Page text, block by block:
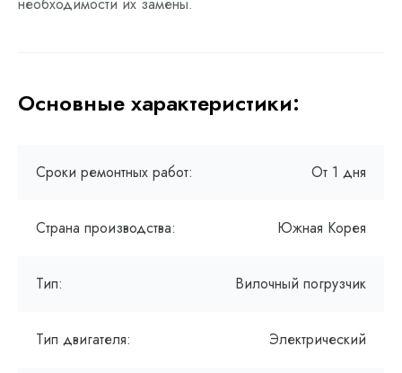
Основные характеристики:
Сроки ремонтных работ: От 1 дня
Страна производства: Южная Корея
Тип: Вилочный погрузчик
Тип двигателя: Электрический